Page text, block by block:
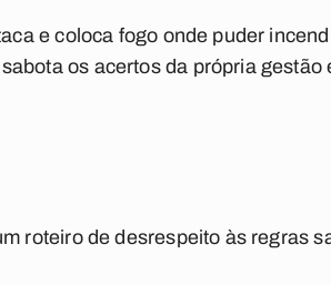
e coloca fogo onde puder
os acertos da própria gestão
roteiro de desrespeito às regras